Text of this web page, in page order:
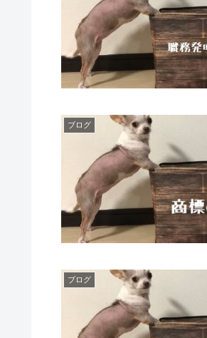
ブログ
ブログ